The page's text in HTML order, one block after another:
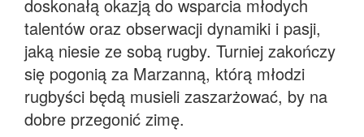
doskonałą okazją do wsparcia młodych
talentów oraz obserwacji dynamiki i pasji,
jaką niesie ze sobą rugby. Turniej zakończy
się pogonią za Marzanną, którą młodzi
rugbyści będą musieli zaszarżować, by na
dobre przegonić zimę.